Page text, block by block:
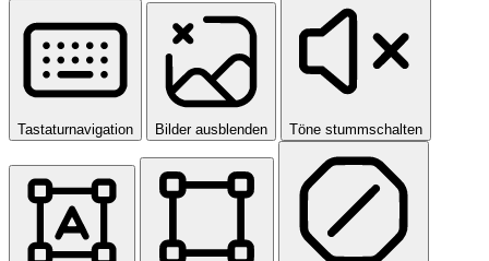
Tastaturnavigation Bilder ausblenden Töne stummschalten